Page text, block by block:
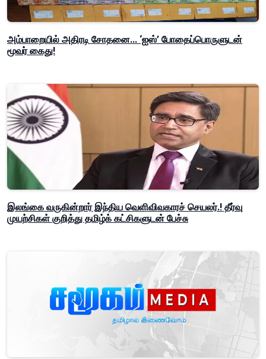
அம்பாறையில் அதிரடி சோதனை... ‘ஐஸ்’ போதைப்பொருளுடன்
மூவர் கைது!
இலங்கை வருகின்றார் இந்திய வெளிவிவகாரச் செயலர்.! தீர்வு
முயற்சிகள் குறித்து தமிழ்க் கட்சிகளுடன் பேச்சு